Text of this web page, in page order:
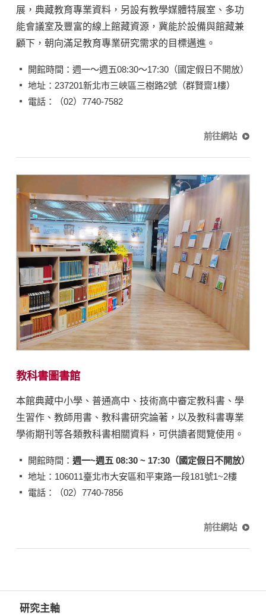
展，典藏教育專業資料，另設有教學媒體特展室、多功
能會議室及豐富的線上館藏資源，冀能於設備與館藏兼
顧下，朝向滿足教育專業研究需求的目標邁進。
開館時間：週一～週五08:30～17:30（國定假日不開放）
地址：237201新北市三峽區三樹路2號（群賢齋1樓）
電話：（02）7740-7582
前往網站
教科書圖書館
本館典藏中小學、普通高中、技術高中審定教科書、學
生習作、教師用書、教科書研究論著，以及教科書專業
學術期刊等各類教科書相關資料，可供讀者閱覽使用。
開館時間： 週一~週五 08:30 ~ 17:30（國定假日不開放）
地址：106011臺北市大安區和平東路一段181號1~2樓
電話：（02）7740-7856
前往網站
研究主軸